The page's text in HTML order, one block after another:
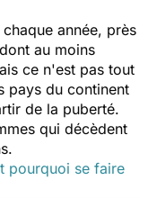
année, près
au moins
ce n'est pas tout
pays du continent
de la puberté.
qui décèdent
pourquoi se faire